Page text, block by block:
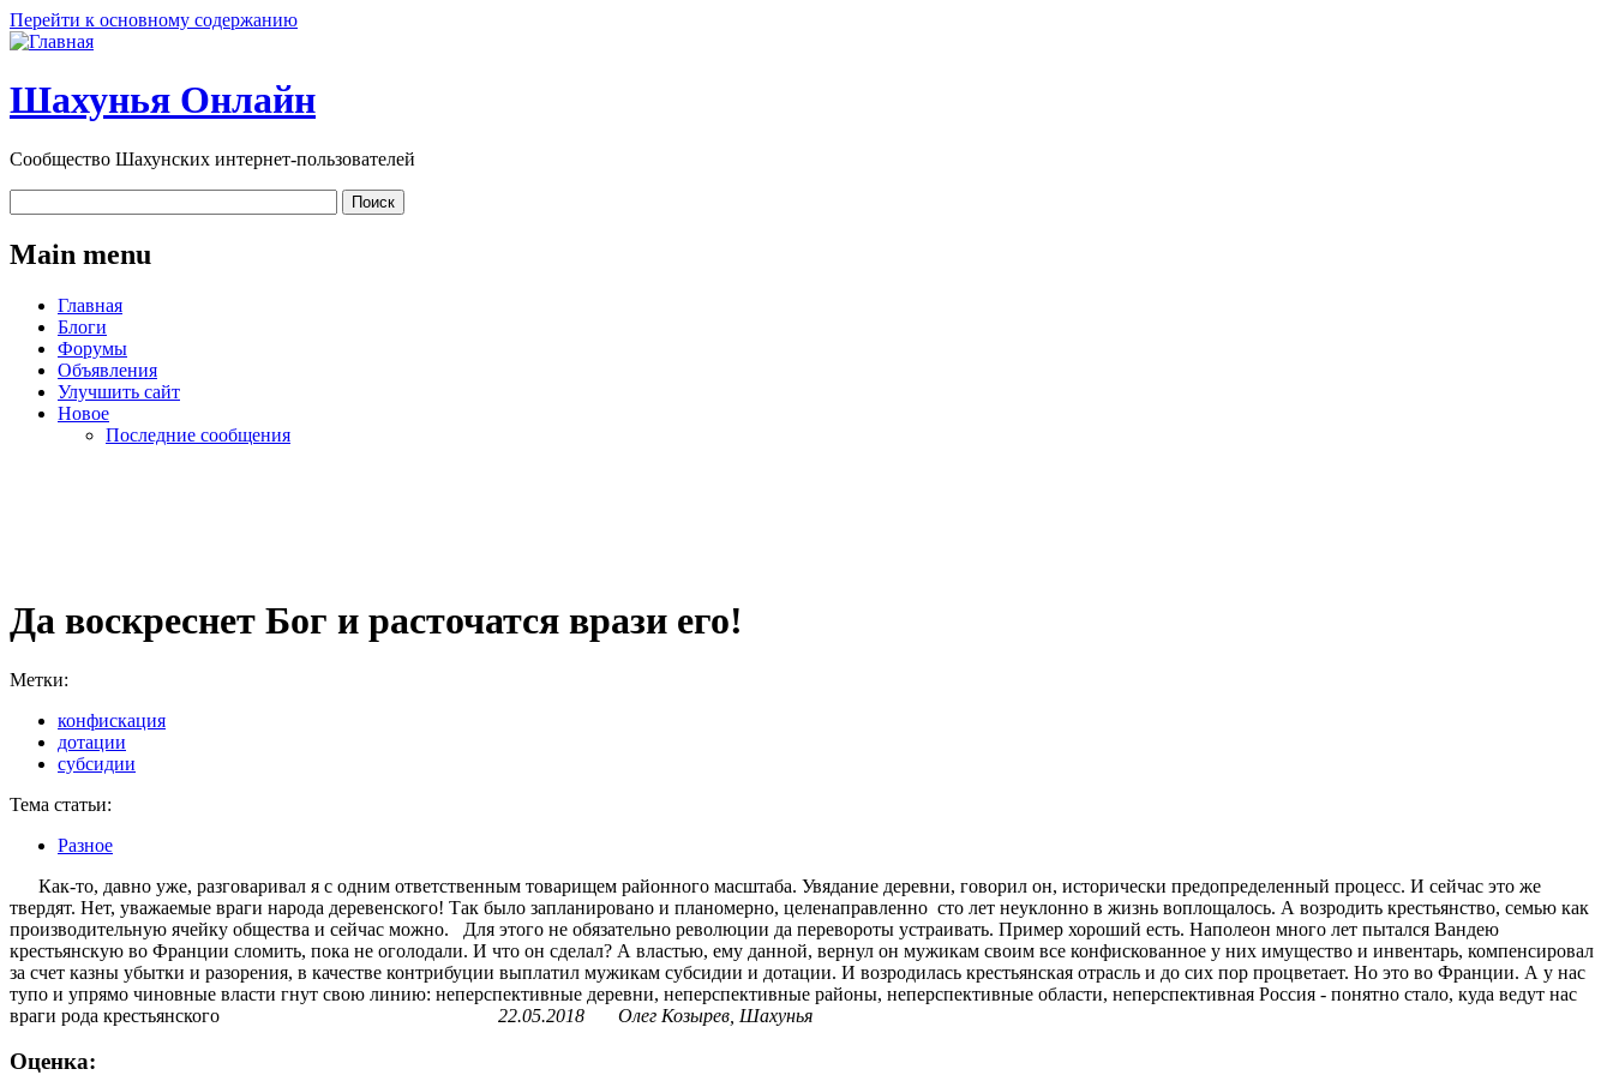
Перейти к основному содержанию
Шахунья Онлайн
Сообщество Шахунских интернет-пользователей
Main menu
Главная
Блоги
Форумы
Объявления
Улучшить сайт
Новое
Последние сообщения
Да воскреснет Бог и расточатся врази его!
Метки:
конфискация
дотации
субсидии
Тема статьи:
Разное
Как-то, давно уже, разговаривал я с одним ответственным товарищем районного масштаба. Увядание деревни, говорил он, исторически предопределенный процесс. И сейчас это же
твердят. Нет, уважаемые враги народа деревенского! Так было запланировано и планомерно, целенаправленно сто лет неуклонно в жизнь воплощалось. А возродить крестьянство, семью как
производительную ячейку общества и сейчас можно. Для этого не обязательно революции да перевороты устраивать. Пример хороший есть. Наполеон много лет пытался Вандею
крестьянскую во Франции сломить, пока не оголодали. И что он сделал? А властью, ему данной, вернул он мужикам своим все конфискованное у них имущество и инвентарь, компенсировал
за счет казны убытки и разорения, в качестве контрибуции выплатил мужикам субсидии и дотации. И возродилась крестьянская отрасль и до сих пор процветает. Но это во Франции. А у нас
тупо и упрямо чиновные власти гнут свою линию: неперспективные деревни, неперспективные районы, неперспективные области, неперспективная Россия - понятно стало, куда ведут нас
враги рода крестьянского 22.05.2018 Олег Козырев, Шахунья
Оценка: